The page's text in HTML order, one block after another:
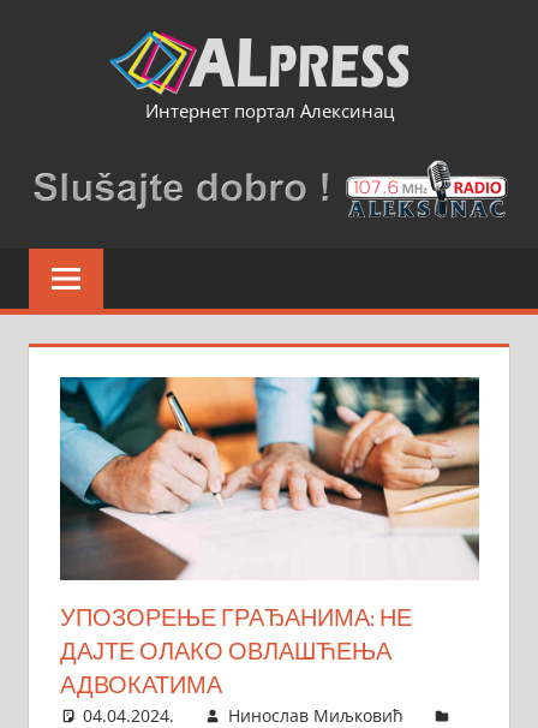
Интернет портал Алексинац
УПОЗОРЕЊЕ ГРАЂАНИМА: НЕ
ДАЈТЕ ОЛАКО ОВЛАШЋЕЊА
АДВОКАТИМА
04.04.2024.
Нинослав Миљковић